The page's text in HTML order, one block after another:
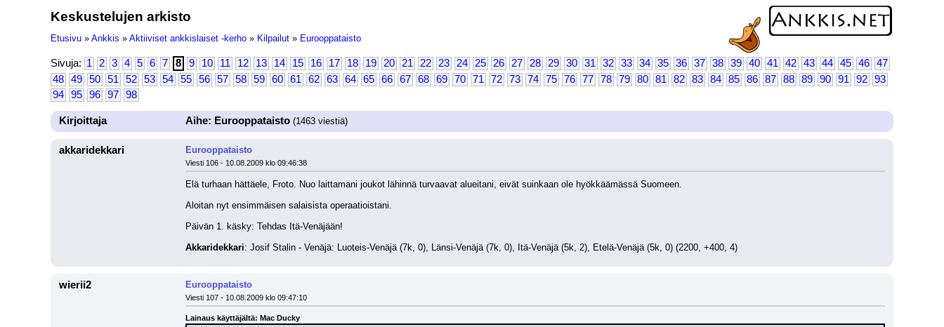
Keskustelujen arkisto
Etusivu » Ankkis » Aktiiviset ankkislaiset -kerho » Kilpailut » Eurooppataisto
Sivuja: 1 2 3 4 5 6 7 8 9 10 11 12 13 14 15 16 17 18 19 20 21 22 23 24 25 26 27 28 29 30 31 32 33 34 35 36 37 38 39 40 41 42 43 44 45 46
47
48
49 50 51 52 53 54 55 56 57 58 59 60 61 62 63 64 65 66 67 68 69 70 71 72 73 74 75 76 77 78 79 80 81 82 83 84 85 86 87 88 89 90 91 92
93
94
95 96 97 98
Kirjoittaja Aihe: Eurooppataisto (1463 viestiä)
akkaridekkari Eurooppataisto
Viesti 106 - 10.08.2009 klo 09:46:38
Elä turhaan hättäele, Froto. Nuo laittamani joukot lähinnä turvaavat alueitani, eivät suinkaan ole hyökkäämässä Suomeen.
Aloitan nyt ensimmäisen salaisista operaatioistani.
Päivän 1. käsky: Tehdas Itä-Venäjään!
Akkaridekkari: Josif Stalin - Venäjä: Luoteis-Venäjä (7k, 0), Länsi-Venäjä (7k, 0), Itä-Venäjä (5k, 2), Etelä-Venäjä (5k, 0) (2200, +400, 4)
wierii2 Eurooppataisto
Viesti 107 - 10.08.2009 klo 09:47:10
Lainaus käyttäjältä: Mac Ducky